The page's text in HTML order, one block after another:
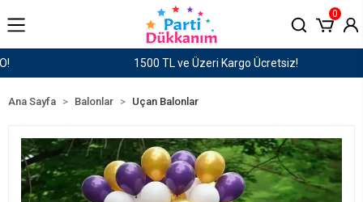
1500 TL ve Üzeri Kargo Ücretsiz!
0
Ana Sayfa Balonlar Uçan Balonlar